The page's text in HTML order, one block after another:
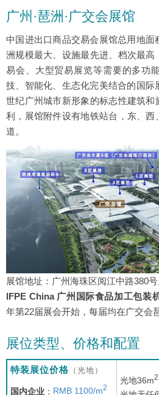
广州·琶洲·广交会展馆
中国进出口商品交易会展馆总用地面
洲规模最大、设施最先进、档次最高
易会、大型贸易展览等需要的多功
技、智能化、生态化完美结合的国际
世纪广州城市新形象的标志性建筑和
利，展馆附件设有地铁站台，东、
道。
展馆地址：广州海珠区阅江中路380号
IFPE China 广州国际食品加工包装
年第22届展会开始，每届均在广交会
展位类型、价格和配置
特装展位价格 （光地）
国内企业 ： RMB 1100/m2
光地36m2